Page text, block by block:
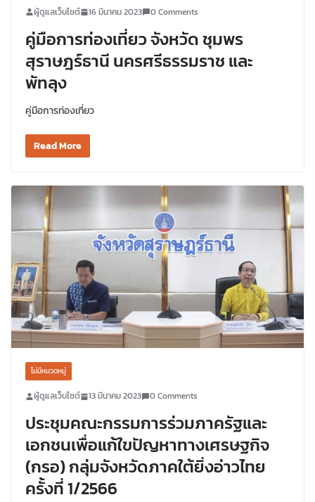
ผู้ดูแลเว็บไซต์ 16 มีนาคม 2023 0 Comments
คู่มือการท่องเที่ยว จังหวัด ชุมพร
สุราษฎร์ธานี นครศรีธรรมราช และ
พัทลุง
คู่มือการท่องเที่ยว
Read More
ไม่มีหมวดหมู่
ผู้ดูแลเว็บไซต์ 13 มีนาคม 2023 0 Comments
ประชุมคณะกรรมการร่วมภาครัฐและ
เอกชนเพื่อแก้ใขปัญหาทางเศรษฐกิจ
(กรอ) กลุ่มจังหวัดภาคใต้ยิ่งอ่าวไทย
ครั้งที่ 1/2566